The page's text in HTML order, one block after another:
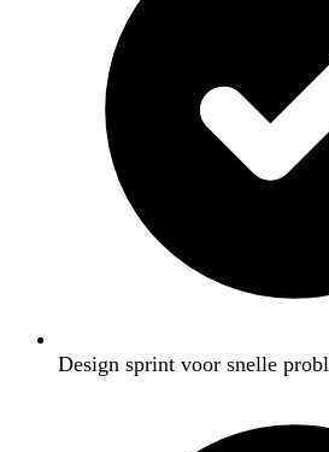
Design sprint voor snelle